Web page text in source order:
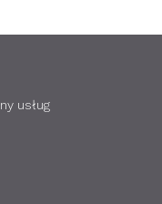
usług